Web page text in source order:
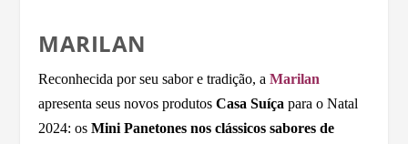
MARILAN
Reconhecida por seu sabor e tradição, aMarilan
apresenta seus novos produtosCasa Suíçapara o Natal
2024: osMini Panetones nos clássicos sabores de